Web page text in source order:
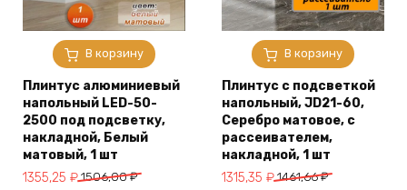
В корзину
Плинтус алюминиевый
напольный LED-50-
2500 под подсветку,
накладной, Белый
матовый, 1 шт
1506,00₽
Первоначальная
1355,25 ₽
Текущая
В корзину
Плинтус с подсветкой
напольный, JD21-60,
Серебро матовое, с
рассеивателем,
накладной, 1 шт
1461,66₽
Первоначальная
1315,35 ₽
Текущая